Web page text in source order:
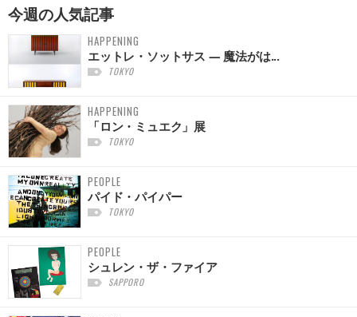
今週の人気記事
HAPPENING
エットレ・ソットサス — 魔法がは...
TOKYO
HAPPENING
「ロン・ミュエク」展
TOKYO
PEOPLE
パイド・パイパー
TOKYO
PEOPLE
シュレン・ザ・ファイア
SAPPORO